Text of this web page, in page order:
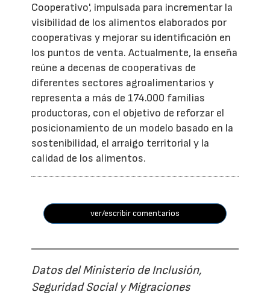
Cooperativo', impulsada para incrementar la
visibilidad de los alimentos elaborados por
cooperativas y mejorar su identificación en
los puntos de venta. Actualmente, la enseña
reúne a decenas de cooperativas de
diferentes sectores agroalimentarios y
representa a más de 174.000 familias
productoras, con el objetivo de reforzar el
posicionamiento de un modelo basado en la
sostenibilidad, el arraigo territorial y la
calidad de los alimentos.
ver/escribir comentarios
Datos del Ministerio de Inclusión,
Seguridad Social y Migraciones